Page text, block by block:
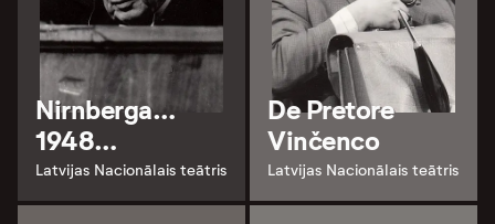
Nirnberga…
1948…
Latvijas Nacionālais teātris
De Pretore
Vinčenco
Latvijas Nacionālais teātris